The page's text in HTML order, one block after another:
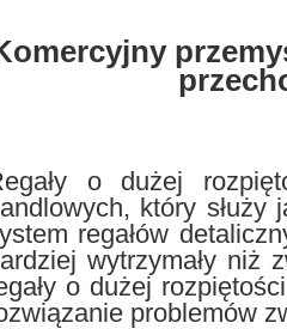
o dużej
który
regałów
wytrzymały niż
o dużej
problemów